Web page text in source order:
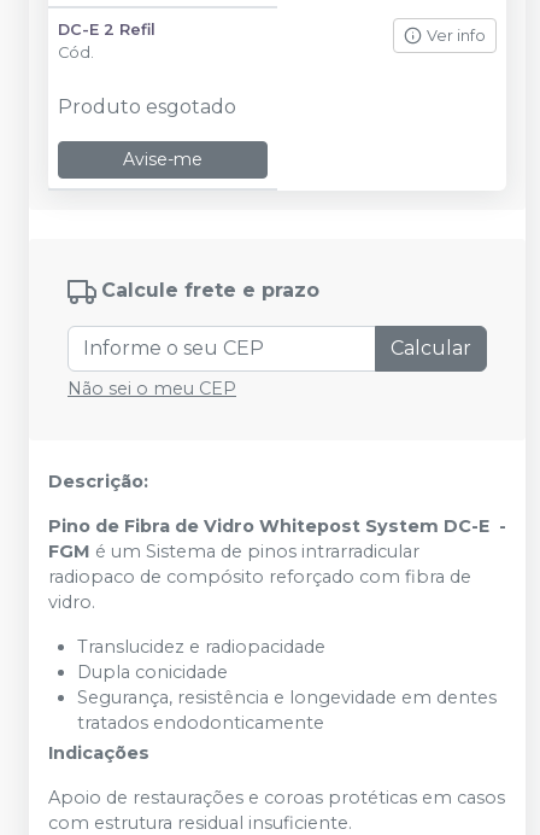
DC-E 2 Refil
Cód.
Ver info
Produto esgotado
Avise-me
Calcule frete e prazo
Calcular
Não sei o meu CEP
Descrição:
Pino de Fibra de Vidro Whitepost System DC-E -
FGM é um Sistema de pinos intrarradicular
radiopaco de compósito reforçado com fibra de
vidro.
Translucidez e radiopacidade
Dupla conicidade
Segurança, resistência e longevidade em dentes
tratados endodonticamente
Indicações
Apoio de restaurações e coroas protéticas em casos
com estrutura residual insuficiente.